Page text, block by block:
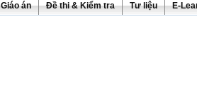
Giáo án Đề thi & Kiểm tra Tư liệu E-